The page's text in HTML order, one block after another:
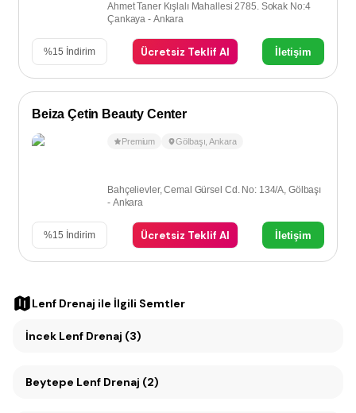
Ahmet Taner Kışlalı Mahallesi 2785. Sokak No:4
Çankaya - Ankara
%15 İndirim Ücretsiz Teklif Al İletişim
Beiza Çetin Beauty Center
Premium Gölbaşı ,Ankara
Bahçelievler, Cemal Gürsel Cd. No: 134/A, Gölbaşı
- Ankara
%15 İndirim Ücretsiz Teklif Al İletişim
Lenf Drenaj ile İlgili Semtler
İncek Lenf Drenaj (3)
Beytepe Lenf Drenaj (2)